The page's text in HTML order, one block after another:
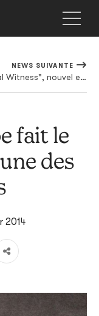
NEWS SUIVANTE
"Digital Witness", nouvel extrait du prochain St. Vincent
fait le
des
2014